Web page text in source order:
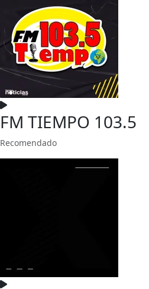
FM TIEMPO 103.5
Recomendado